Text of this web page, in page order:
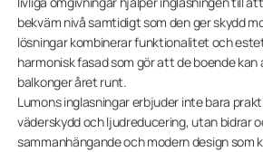
bekväm nivå samtidigt som den ger skydd
lösningar kombinerar funktionalitet och
harmonisk fasad som gör att de boende kan
balkonger året runt.
Lumons inglasningar erbjuder inte bara
väderskydd och ljudreducering, utan bidrar
sammanhängande och modern design som